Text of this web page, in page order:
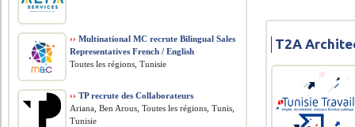
T2A
›› Multinational MC recrute Bilingual Sales
Representatives French / English
Toutes les régions, Tunisie
›› TP recrute des Collaborateurs
Ariana, Ben Arous, Toutes les régions, Tunis,
Tunisie